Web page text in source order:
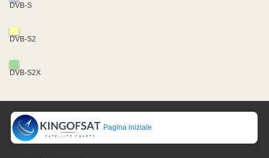
DVB-S
DVB-S2
DVB-S2X
Pagina iniziale